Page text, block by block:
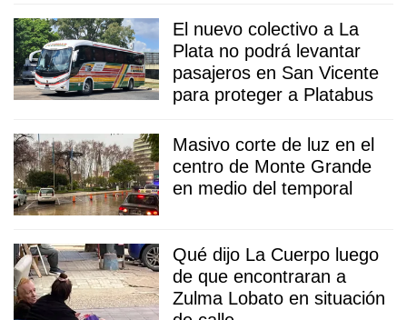
El nuevo colectivo a La
Plata no podrá levantar
pasajeros en San Vicente
para proteger a Platabus
Masivo corte de luz en el
centro de Monte Grande
en medio del temporal
Qué dijo La Cuerpo luego
de que encontraran a
Zulma Lobato en situación